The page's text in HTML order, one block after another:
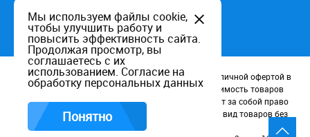
Данный информационный ресурс не является публичной офертой в
соотв. со статьей 437 (п.2) ГК РФ. Наличие и стоимость товаров
уточняйте по телефону. Производители оставляют за собой право
изменять технические характеристики и внешний вид товаров без
предварительного уведомления.
Мы используем файлы cookie,
чтобы улучшить работу и
повысить эффективность сайта.
Продолжая просмотр, вы
соглашаетесь с их
использованием. Согласие на
обработку персональных данных
Понятно